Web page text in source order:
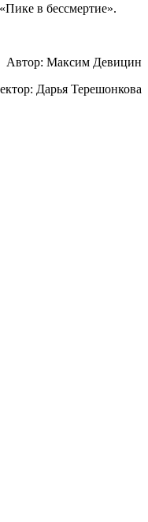
в бессмертие».
Автор: Максим Девицин
Дарья Терешонкова